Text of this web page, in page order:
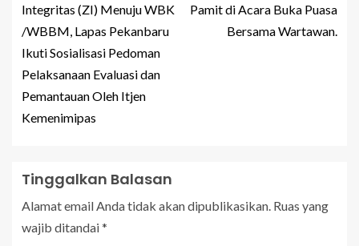
Integritas (ZI) Menuju WBK
/WBBM, Lapas Pekanbaru
Ikuti Sosialisasi Pedoman
Pelaksanaan Evaluasi dan
Pemantauan Oleh Itjen
Kemenimipas
Pamit di Acara Buka Puasa
Bersama Wartawan.
Tinggalkan Balasan
Alamat email Anda tidak akan dipublikasikan. Ruas yang
wajib ditandai*